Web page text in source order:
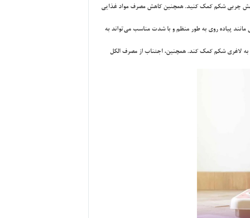
كاهش چربي شكم كمك كنيد. همچنين كاهش مصرف مواد غذايي
مانند پياده روي به طور منظم و با شدت مناسب مي‌تواند به
به لاغري شكم كمك كند. همچنين، اجتناب از مصرف الكل